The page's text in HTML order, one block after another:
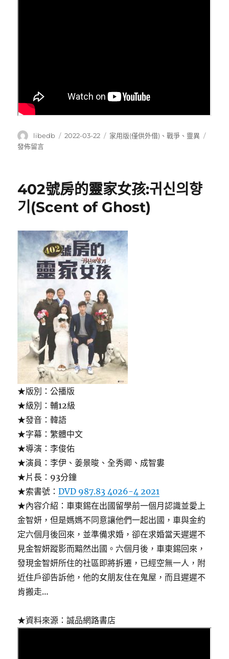
作
者
libedb
發
2022-03-22
分
家用版(僅供外借) 、 戰爭 、 靈異
發佈留言
402號房的靈家女孩:귀신의향
기(Scent of Ghost)
★版別：公播版
★級別：輔12級
★發音：韓語
★字幕：繁體中文
★導演：李俊佑
★演員：李伊、姜景晙、全秀卿、成智婁
★片長：93分鐘
★索書號：DVD 987.83 4026-4 2021
★內容介紹：車東錫在出國留學前一個月認識並愛上
金智妍，但是媽媽不同意讓他們一起出國，車與金約
定六個月後回來，並準備求婚，卻在求婚當天遲遲不
見金智妍蹤影而黯然出國。六個月後，車東錫回來，
發現金智妍所住的社區即將拆遷，已經空無一人，附
近住戶卻告訴他，他的女朋友住在鬼屋，而且遲遲不
肯搬走…
★資料來源：誠品網路書店